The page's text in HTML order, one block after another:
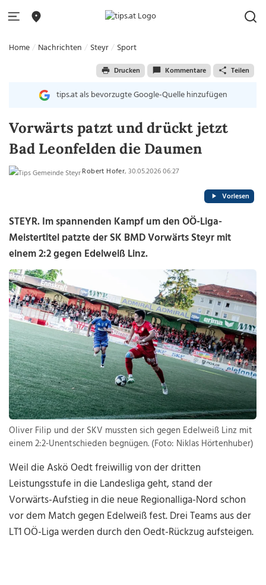
Home Nachrichten Steyr Sport
Drucken Kommentare Teilen
tips.at als bevorzugte Google-Quelle hinzufügen
Vorwärts patzt und drückt jetzt
Bad Leonfelden die Daumen
Robert Hofer, 30.05.2026 06:27
Vorlesen
STEYR. Im spannenden Kampf um den OÖ-Liga-
Meistertitel patzte der SK BMD Vorwärts Steyr mit
einem 2:2 gegen Edelweiß Linz.
Oliver Filip und der SKV mussten sich gegen Edelweiß Linz mit
einem 2:2-Unentschieden begnügen. (Foto: Niklas Hörtenhuber)
Weil die Askö Oedt freiwillig von der dritten
Leistungsstufe in die Landesliga geht, stand der
Vorwärts-Aufstieg in die neue Regionalliga-Nord schon
vor dem Match gegen Edelweiß fest. Drei Teams aus der
LT1 OÖ-Liga werden durch den Oedt-Rückzug aufsteigen.